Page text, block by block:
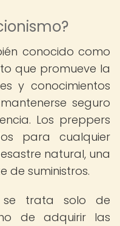
conocido como
que promueve la
y conocimientos
seguro
Los preppers
para cualquier
natural, una
de suministros.
se trata solo de
de adquirir las